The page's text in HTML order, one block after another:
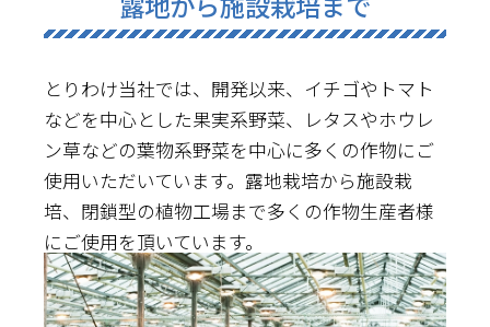
とりわけ当社では、開発以来、イチゴやトマト
などを中心とした果実系野菜、レタスやホウレ
ン草などの葉物系野菜を中心に多くの作物にご
使用いただいています。露地栽培から施設栽
培、閉鎖型の植物工場まで多くの作物生産者様
にご使用を頂いています。